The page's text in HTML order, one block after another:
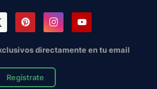
directamente en tu email
Regístrate